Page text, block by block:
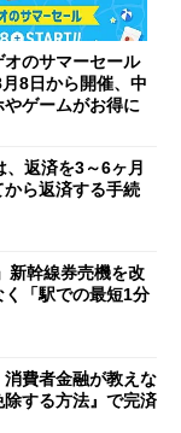
オのサマーセール
8日から開催、中
ゲームがお得に
返済を3～6ヶ月
ら返済する手続
新幹線券売機を改
「駅での最短1分
費者金融が教えな
する方法』で完済